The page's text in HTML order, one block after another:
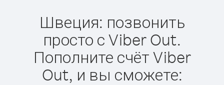
Швеция: позвонить
просто с Viber Out.
Пополните счёт Viber
Out, и вы сможете: